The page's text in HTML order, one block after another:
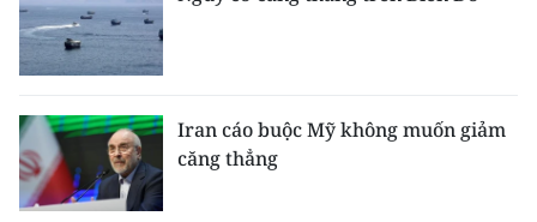
Iran cáo buộc Mỹ không muốn giảm
căng thẳng